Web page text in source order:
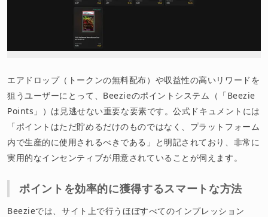
エアドロップ（トークンの無料配布）や収益性の高いリワードを
狙うユーザーにとって、Beezieのポイントシステム（「Beezie
Points」）は見逃せない重要な要素です。公式ドキュメントには
「ポイントはただ貯めるだけのものではなく、プラットフォーム
内で生産的に使用されるべきである」と明記されており、非常に
実用的なインセンティブが用意されていることが伺えます。
ポイントを効率的に獲得するスマートな方法
Beezieでは、サイト上で行うほぼすべてのインプレッション